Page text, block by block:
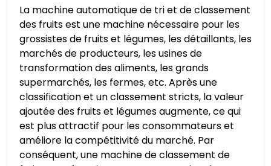
La machine automatique de tri et de classement
des fruits est une machine nécessaire pour les
grossistes de fruits et légumes, les détaillants, les
marchés de producteurs, les usines de
transformation des aliments, les grands
supermarchés, les fermes, etc. Après une
classification et un classement stricts, la valeur
ajoutée des fruits et légumes augmente, ce qui
est plus attractif pour les consommateurs et
améliore la compétitivité du marché. Par
conséquent, une machine de classement de